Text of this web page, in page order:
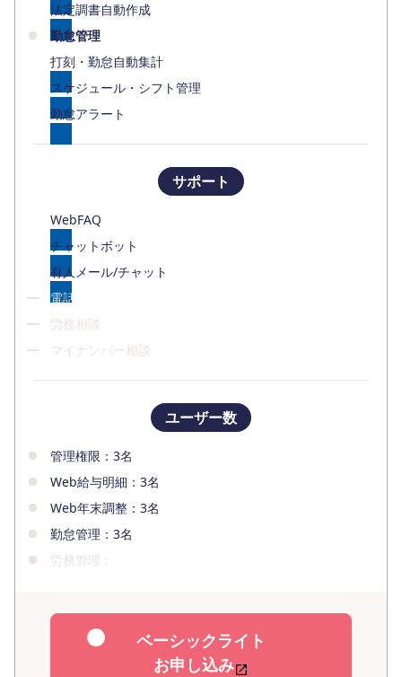
法定調書自動作成
勤怠管理
打刻・勤怠自動集計
スケジュール・シフト管理
勤怠アラート
サポート
WebFAQ
チャットボット
有人メール/チャット
電話
労務相談
マイナンバー相談
ユーザー数
管理権限：3名
Web給与明細：3名
Web年末調整：3名
勤怠管理：3名
労務管理：
ベーシックライト
お申し込み